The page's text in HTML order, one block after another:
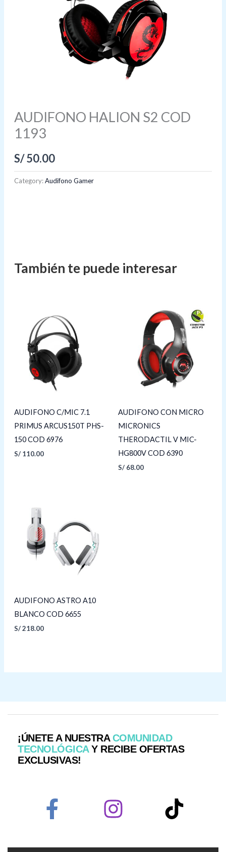
AUDIFONO HALION S2 COD
1193
S/50.00
Category:Audifono Gamer
AUDIFONO C/MIC 7.1
PRIMUS ARCUS150T PHS-
150 COD 6976
S/110.00
AUDIFONO CON MICRO
MICRONICS
THERODACTIL V MIC-
HG800V COD 6390
S/ 68.00
AUDIFONO ASTRO A10
BLANCO COD 6655
S/218.00
¡ÚNETE A NUESTRACOMUNIDAD
TECNOLÓGICAY RECIBE OFERTAS
EXCLUSIVAS!